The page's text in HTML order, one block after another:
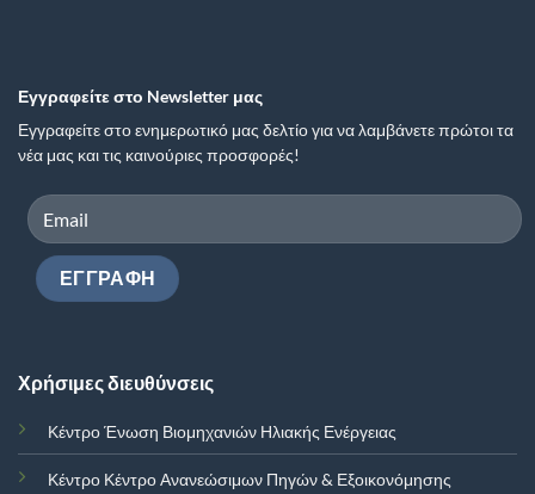
Εγγραφείτε στο Newsletter μας
Εγγραφείτε στο ενημερωτικό μας δελτίο για να λαμβάνετε πρώτοι τα
νέα μας και τις καινούριες προσφορές!
Χρήσιμες διευθύνσεις
Κέντρο Ένωση Βιομηχανιών Ηλιακής Ενέργειας
Κέντρο Κέντρο Ανανεώσιμων Πηγών & Εξοικονόμησης